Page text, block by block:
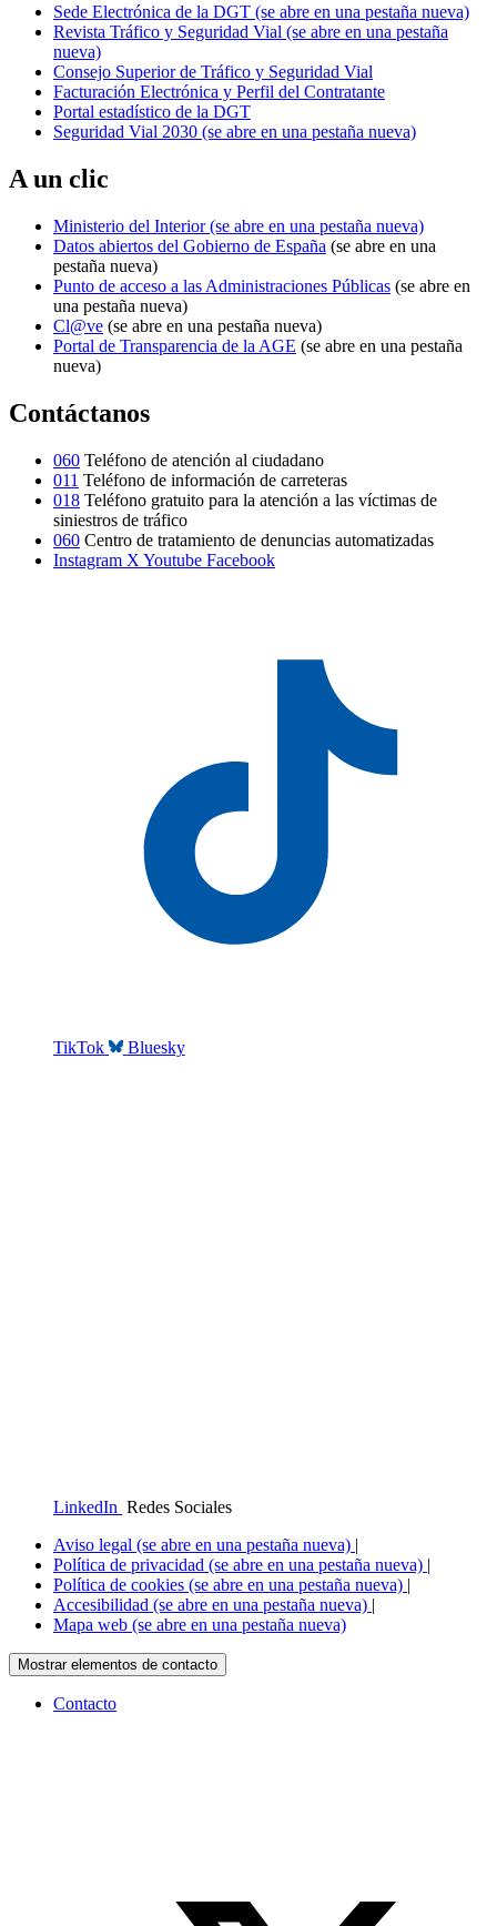
Sede Electrónica de la DGT (se abre en una pestaña nueva)
Revista Tráfico y Seguridad Vial (se abre en una pestaña
nueva)
Consejo Superior de Tráfico y Seguridad Vial
Facturación Electrónica y Perfil del Contratante
Portal estadístico de la DGT
Seguridad Vial 2030 (se abre en una pestaña nueva)
A un clic
Ministerio del Interior(se abre en una pestaña nueva)
Datos abiertos del Gobierno de España (se abre en una
pestaña nueva)
Punto de acceso a las Administraciones Públicas (se abre en
una pestaña nueva)
Cl@ve (se abre en una pestaña nueva)
Portal de Transparencia de la AGE (se abre en una pestaña
nueva)
Contáctanos
060 Teléfono de atención al ciudadano
011 Teléfono de información de carreteras
018 Teléfono gratuito para la atención a las víctimas de
siniestros de tráfico
060 Centro de tratamiento de denuncias automatizadas
Instagram X Youtube Facebook
TikTok Bluesky
LinkedIn Redes Sociales
Aviso legal (se abre en una pestaña nueva) |
Política de privacidad (se abre en una pestaña nueva) |
Política de cookies (se abre en una pestaña nueva) |
Accesibilidad (se abre en una pestaña nueva) |
Mapa web (se abre en una pestaña nueva)
Mostrar elementos de contacto
Contacto